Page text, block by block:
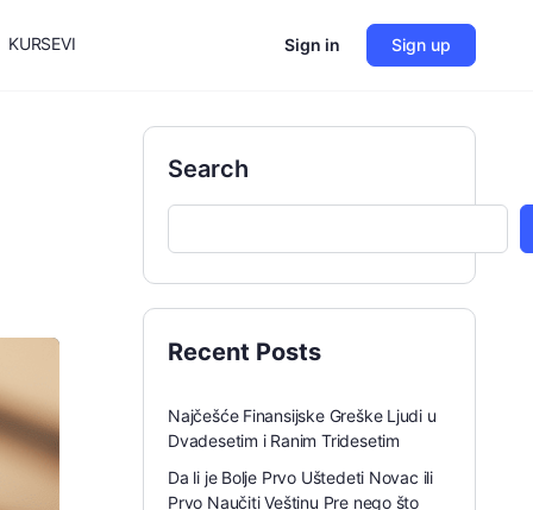
KURSEVI Sign in Sign up
Search
Recent Posts
Najčešće Finansijske Greške Ljudi u
Dvadesetim i Ranim Tridesetim
Da li je Bolje Prvo Uštedeti Novac ili
Prvo Naučiti Veštinu Pre nego što